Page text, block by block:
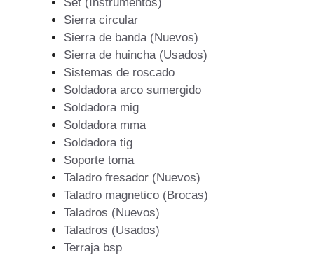
Sierra circular
Sierra de banda (Nuevos)
Sierra de huincha (Usados)
Sistemas de roscado
Soldadora arco sumergido
Soldadora mig
Soldadora mma
Soldadora tig
Soporte toma
Taladro fresador (Nuevos)
Taladro magnetico (Brocas)
Taladros (Nuevos)
Taladros (Usados)
Terraja bsp